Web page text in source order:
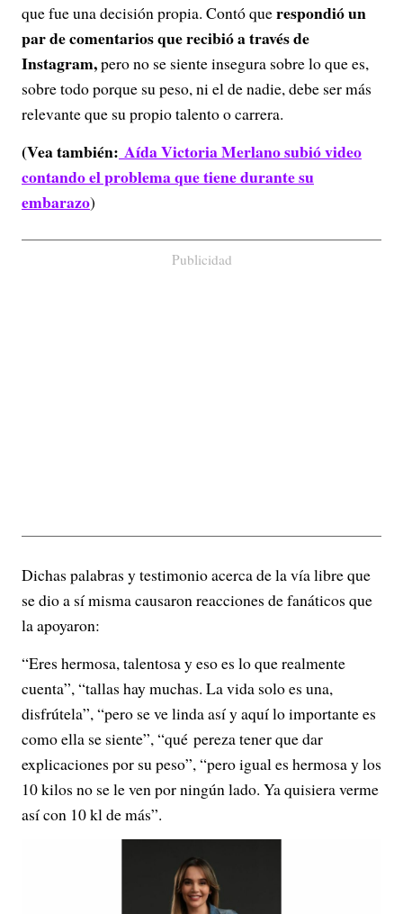
que fue una decisión propia. Contó querespondió un
par de comentarios que recibió a través de
Instagram,pero no se siente insegura sobre lo que es,
sobre todo porque su peso, ni el de nadie, debe ser más
relevante que su propio talento o carrera.
(Vea también: Aída Victoria Merlano subió video
contando el problema que tiene durante su
embarazo)
Publicidad
Dichas palabras y testimonio acerca de la vía libre que
se dio a sí misma causaron reacciones de fanáticos que
la apoyaron:
“Eres hermosa, talentosa y eso es lo que realmente
cuenta”, “tallas hay muchas. La vida solo es una,
disfrútela”, “pero se ve linda así y aquí lo importante es
como ella se siente”, “qué pereza tener que dar
explicaciones por su peso”, “pero igual es hermosa y los
10 kilos no se le ven por ningún lado. Ya quisiera verme
así con 10 kl de más”.